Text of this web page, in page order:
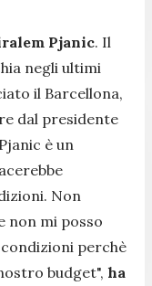
Pjanic. Il
negli ultimi
il Barcellona,
dal presidente
Pjanic è un
Non
non mi posso
perchè
budget", ha